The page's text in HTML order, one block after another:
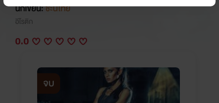
นักเขียน:ชะนีไทย
อีโรติก
0.0
จบ